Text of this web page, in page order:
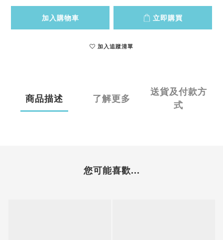
加入購物車 立即購買
加入追蹤清單
商品描述 了解更多
送貨及付款方
式
您可能喜歡...